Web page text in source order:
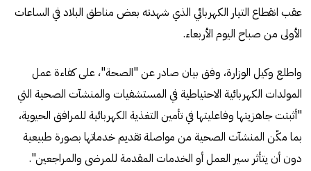
عقب انقطاع التيار الكهربائي الذي شهدته بعض مناطق البلاد في الساعات
الأولى من صباح اليوم الأربعاء.
واطلع وكيل الوزارة، وفق بيان صادر عن "الصحة"، على كفاءة عمل
المولدات الكهربائية الاحتياطية في المستشفيات والمنشآت الصحية التي
"أثبتت جاهزيتها وفاعليتها في تأمين التغذية الكهربائية للمرافق الحيوية،
بما مكّن المنشآت الصحية من مواصلة تقديم خدماتها بصورة طبيعية
دون أن يتأثر سير العمل أو الخدمات المقدمة للمرضى والمراجعين".